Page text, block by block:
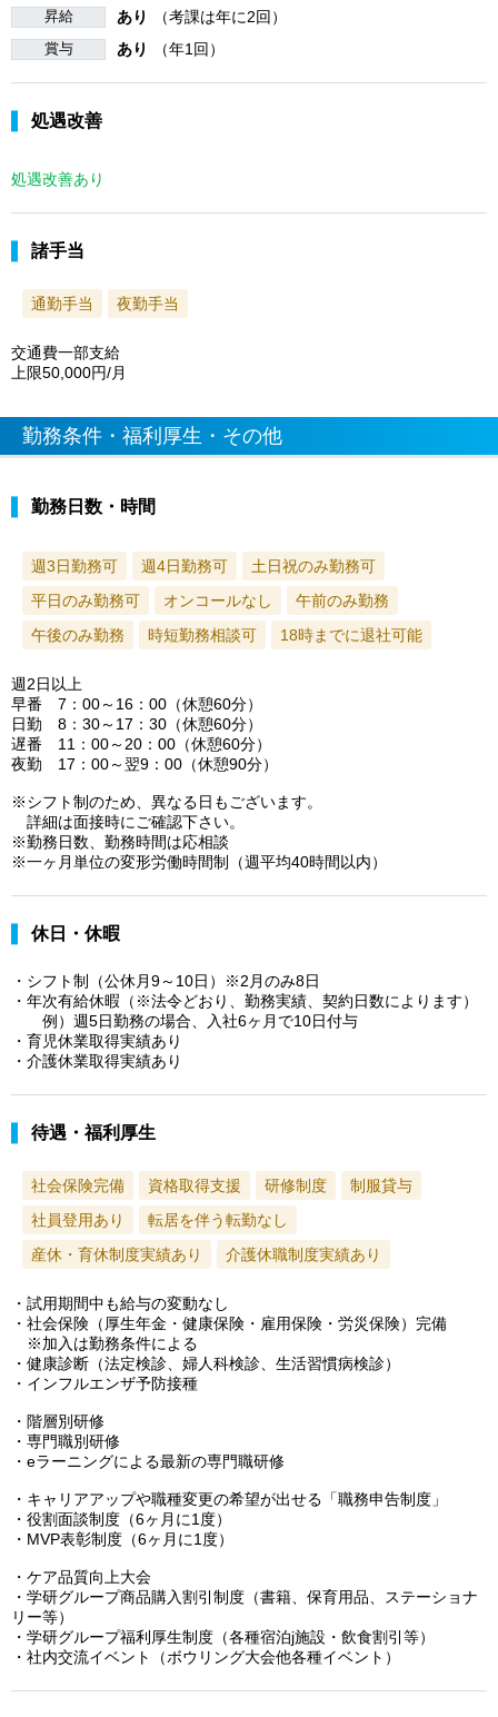
昇給 あり （考課は年に2回）
賞与 あり （年1回）
処遇改善
処遇改善あり
諸手当
通勤手当 夜勤手当
交通費一部支給
上限50,000円/月
勤務条件・福利厚生・その他
勤務日数・時間
週3日勤務可 週4日勤務可
土日祝のみ勤務可
平日のみ勤務可
オンコールなし
午前のみ勤務
午後のみ勤務
時短勤務相談可 18時までに退社可能
週2日以上
早番 7：00～16：00（休憩60分）
日勤 8：30～17：30（休憩60分）
遅番 11：00～20：00（休憩60分）
夜勤 17：00～翌9：00（休憩90分）
※シフト制のため、異なる日もございます。
詳細は面接時にご確認下さい。
※勤務日数、勤務時間は応相談
※一ヶ月単位の変形労働時間制（週平均40時間以内）
休日・休暇
・シフト制（公休月9～10日）※2月のみ8日
・年次有給休暇（※法令どおり、勤務実績、契約日数によります）
例）週5日勤務の場合、入社6ヶ月で10日付与
・育児休業取得実績あり
・介護休業取得実績あり
待遇・福利厚生
社会保険完備 資格取得支援 研修制度
制服貸与
社員登用あり
転居を伴う転勤なし
産休・育休制度実績あり
介護休職制度実績あり
・試用期間中も給与の変動なし
・社会保険（厚生年金・健康保険・雇用保険・労災保険）完備
※加入は勤務条件による
・健康診断（法定検診、婦人科検診、生活習慣病検診）
・インフルエンザ予防接種
・階層別研修
・専門職別研修
・eラーニングによる最新の専門職研修
・キャリアアップや職種変更の希望が出せる「職務申告制度」
・役割面談制度（6ヶ月に1度）
・MVP表彰制度（6ヶ月に1度）
・ケア品質向上大会
・学研グループ商品購入割引制度（書籍、保育用品、ステーショナ
リー等）
・学研グループ福利厚生制度（各種宿泊j施設・飲食割引等）
・社内交流イベント（ボウリング大会他各種イベント）